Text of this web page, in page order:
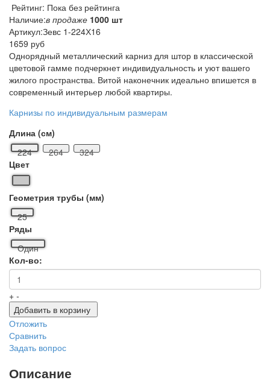
Рейтинг: Пока без рейтинга
Наличие:в продаже 1000 шт
Артикул:Зевс 1-224Х16
1659 руб
Однорядный металлический карниз для штор в классической
цветовой гамме подчеркнет индивидуальность и уют вашего
жилого пространства. Витой наконечник идеально впишется в
современный интерьер любой квартиры.
Карнизы по индивидуальным размерам
Длина (см)
224
264
324
Цвет
Геометрия трубы (мм)
25
Ряды
Один
Кол-во:
+ -
Добавить в корзину
Отложить
Сравнить
Задать вопрос
Описание